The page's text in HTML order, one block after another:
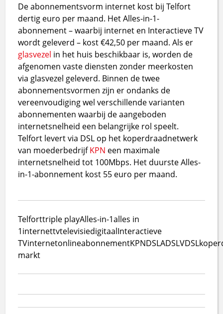
De abonnementsvorm internet kost bij Telfort
dertig euro per maand. Het Alles-in-1-
abonnement – waarbij internet en Interactieve TV
wordt geleverd – kost €42,50 per maand. Als er
glasvezel in het huis beschikbaar is, worden de
afgenomen vaste diensten zonder meerkosten
via glasvezel geleverd. Binnen de twee
abonnementsvormen zijn er ondanks de
vereenvoudiging wel verschillende varianten
abonnementen waarbij de aangeboden
internetsnelheid een belangrijke rol speelt.
Telfort levert via DSL op het koperdraadnetwerk
van moederbedrijfKPN een maximale
internetsnelheid tot 100Mbps. Het duurste Alles-
in-1-abonnement kost 55 euro per maand.
Telforttriple playAlles-in-1alles in
1internettvtelevisiedigitaalInteractieve
TVinternetonlineabonnementKPNDSLADSLVDSL
markt